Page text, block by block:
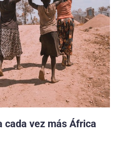
vez más África